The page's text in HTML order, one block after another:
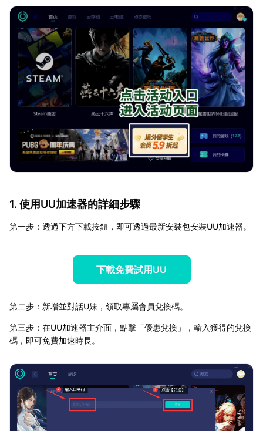
1. 使用UU加速器的詳細步驟
第一步：透過下方下載按鈕，即可透過最新安裝包安裝UU加速器。
下載免費試用UU
第二步：新增並對話U妹，領取專屬會員兌換碼。
第三步：在UU加速器主介面，點擊「優惠兌換」，輸入獲得的兌換
碼，即可免費加速時長。